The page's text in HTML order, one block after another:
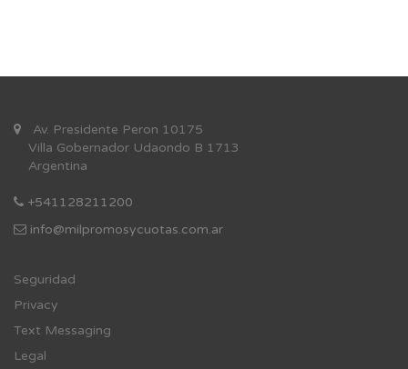
Av. Presidente Peron 10175
Villa Gobernador Udaondo B 1713
Argentina
+541128211200
info@milpromosycuotas.com.ar
Seguridad
Privacy
Text Messaging
Legal